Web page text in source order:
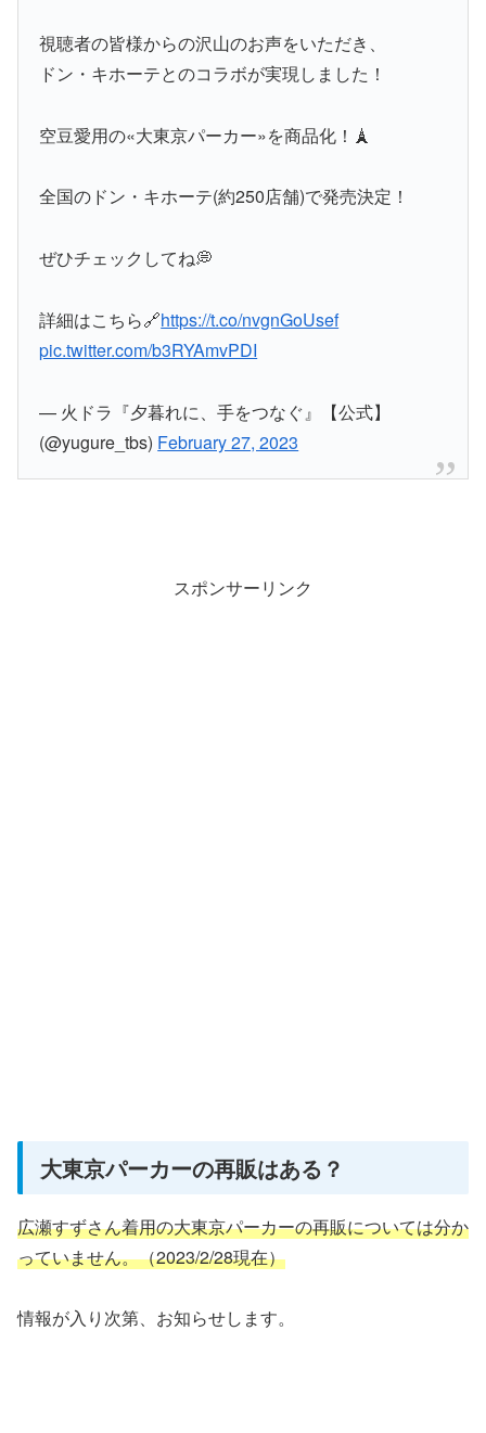
視聴者の皆様からの沢山のお声をいただき、
ドン・キホーテとのコラボが実現しました！
空豆愛用の«大東京パーカー»を商品化！🗼
全国のドン・キホーテ(約250店舗)で発売決定！
ぜひチェックしてね💭
詳細はこちら🔗https://t.co/nvgnGoUsef
pic.twitter.com/b3RYAmvPDI
— 火ドラ『夕暮れに、手をつなぐ』【公式】
(@yugure_tbs) February 27, 2023
スポンサーリンク
大東京パーカーの再販はある？
広瀬すずさん着用の大東京パーカーの再販については分か
っていません。（2023/2/28現在）
情報が入り次第、お知らせします。